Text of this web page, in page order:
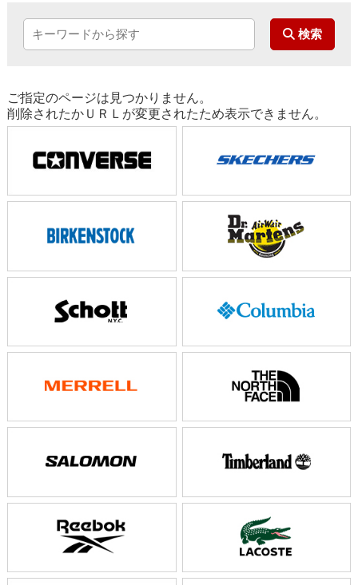
ご指定のページは見つかりません。
削除されたかＵＲＬが変更されたため表示できません。